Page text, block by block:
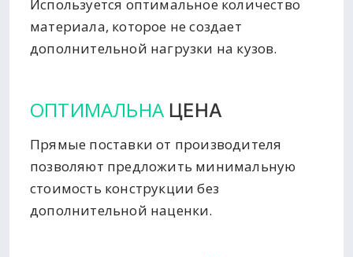
Используется оптимальное количество
материала, которое не создает
дополнительной нагрузки на кузов.
ОПТИМАЛЬНА ЦЕНА
Прямые поставки от производителя
позволяют предложить минимальную
стоимость конструкции без
дополнительной наценки.